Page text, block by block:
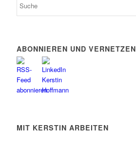
ABONNIEREN UND VERNETZEN
MIT KERSTIN ARBEITEN